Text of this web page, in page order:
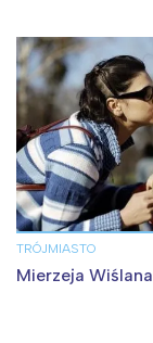
TRÓJMIASTO
Mierzeja Wiślana